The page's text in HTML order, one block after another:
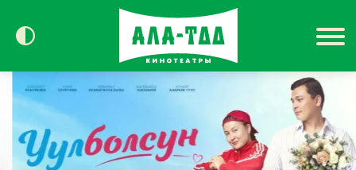
Сегодня в кино
Расписание
Контакты